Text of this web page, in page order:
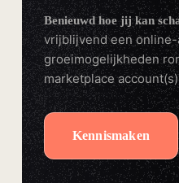
Benieuwd hoe jij kan
vrijblijvend een online-
groeimogelijkheden
marketplace
Kennismaken